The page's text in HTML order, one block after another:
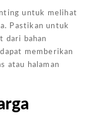
untuk melihat
Pastikan untuk
dari bahan
memberikan
atau halaman